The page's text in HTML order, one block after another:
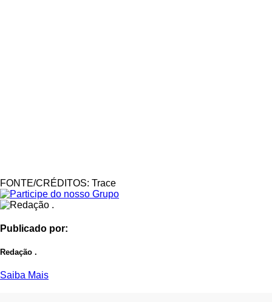
FONTE/CRÉDITOS: Trace
Publicado por:
Redação .
Saiba Mais